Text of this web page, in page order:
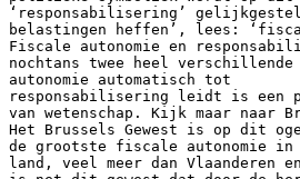
‘responsabilisering’
belastingen heffen’, lees:
Fiscale autonomie en
nochtans twee heel
autonomie automatisch tot
responsabilisering leidt is een
van wetenschap. Kijk maar naar
Het Brussels Gewest is op dit
de grootste fiscale autonomie
land, veel meer dan Vlaanderen